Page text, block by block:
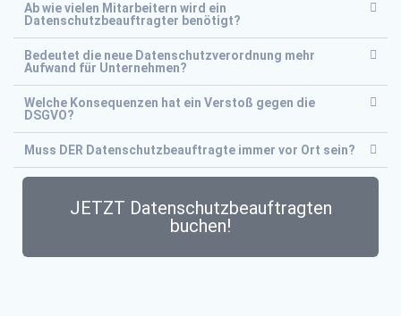
Ab wie vielen Mitarbeitern wird ein
Datenschutzbeauftragter benötigt?
Bedeutet die neue Datenschutzverordnung mehr
Aufwand für Unternehmen?
Welche Konsequenzen hat ein Verstoß gegen die
DSGVO?
Muss DER Datenschutzbeauftragte immer vor Ort sein?
JETZT Datenschutzbeauftragten
buchen!